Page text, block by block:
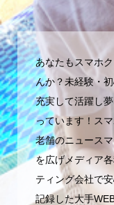
あなたもスマホ
んか？未経験・
充実して活躍し
っています！ス
老舗のニュース
を広げメディア
ティング会社で
記録した大手